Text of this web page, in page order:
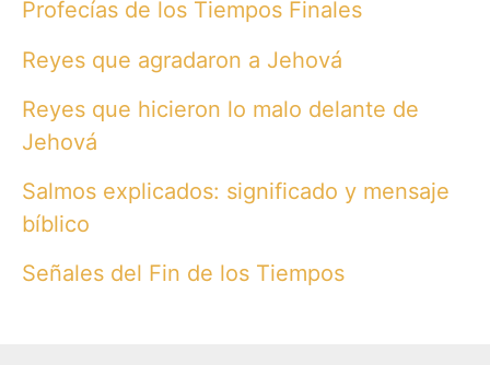
Profecías de los Tiempos Finales
Reyes que agradaron a Jehová
Reyes que hicieron lo malo delante de
Jehová
Salmos explicados: significado y mensaje
bíblico
Señales del Fin de los Tiempos